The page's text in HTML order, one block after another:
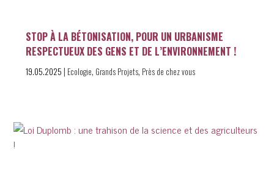
STOP À LA BÉTONISATION, POUR UN URBANISME
RESPECTUEUX DES GENS ET DE L’ENVIRONNEMENT !
19.05.2025 | Ecologie, Grands Projets, Près de chez vous